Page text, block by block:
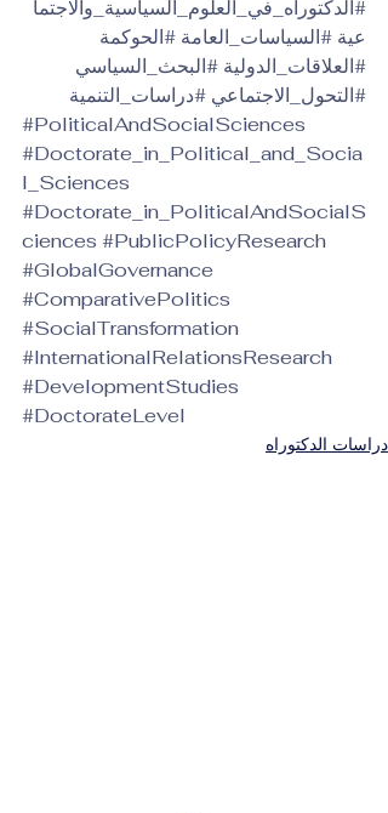
#الدكتوراه_في_العلوم_السياسية_والاجتما
عية #السياسات_العامة #الحوكمة
#العلاقات_الدولية #البحث_السياسي
#التحول_الاجتماعي #دراسات_التنمية
#PoliticalAndSocialSciences
#Doctorate_in_Political_and_Socia
l_Sciences
#Doctorate_in_PoliticalAndSocialS
ciences #PublicPolicyResearch
#GlobalGovernance
#ComparativePolitics
#SocialTransformation
#InternationalRelationsResearch
#DevelopmentStudies
#DoctorateLevel
دراسات الدكتوراه